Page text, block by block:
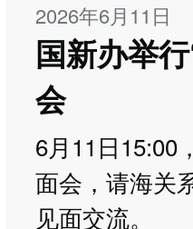
2026年6月11日
国新办举
会
6月11日15:00
面会，请海关
见面交流。